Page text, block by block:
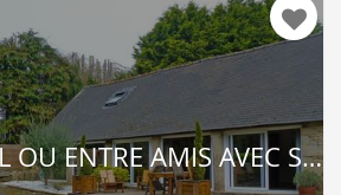
ENTRE AMIS AVEC SPA PRIVATIF